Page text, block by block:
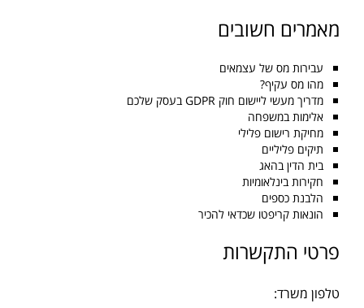
מאמרים חשובים
עבירות מס של עצמאים
מהו מס עקיף?
מדריך מעשי ליישום חוק GDPR בעסק שלכם
אלימות במשפחה
מחיקת רישום פלילי
תיקים פליליים
בית הדין בהאג
חקירות בינלאומיות
הלבנת כספים
הונאות קריפטו שכדאי להכיר
פרטי התקשרות
טלפון משרד: